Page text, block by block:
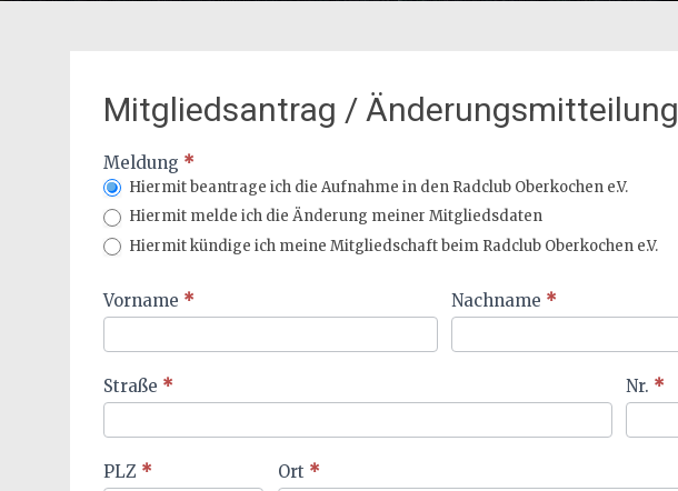
Mitgliedsantrag / Änderungsmitteilung
Mitgliedsformular
Meldung *
Hiermit beantrage ich die Aufnahme in den Radclub Oberkochen e.V.
Hiermit melde ich die Änderung meiner Mitgliedsdaten
Hiermit kündige ich meine Mitgliedschaft beim Radclub Oberkochen e.V.
Vorname * Nachname *
Straße * Nr. *
PLZ * Ort *